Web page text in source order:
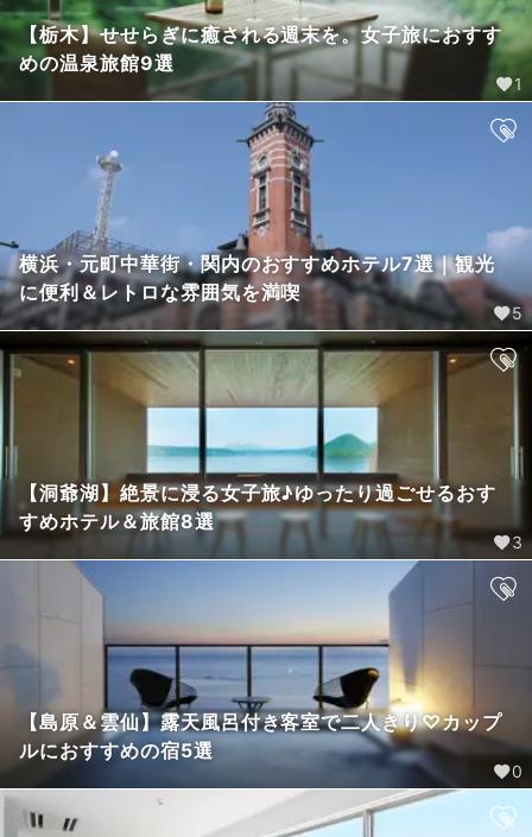
【栃木】せせらぎに癒される週末を。女子旅におすす
めの温泉旅館9選
1
横浜・元町中華街・関内のおすすめホテル7選｜観光
に便利＆レトロな雰囲気を満喫
5
【洞爺湖】絶景に浸る女子旅♪ゆったり過ごせるおす
すめホテル＆旅館8選
3
【島原＆雲仙】露天風呂付き客室で二人きり♡カップ
ルにおすすめの宿5選
0